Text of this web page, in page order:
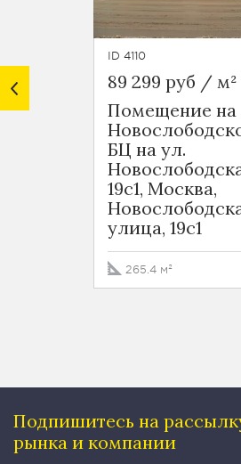
ID 4110
89 299 руб / м²
Помещение на
БЦ на ул.
19с1, Москва,
улица, 19с1
265.4 м²
Подпишитесь на
рынка и компании